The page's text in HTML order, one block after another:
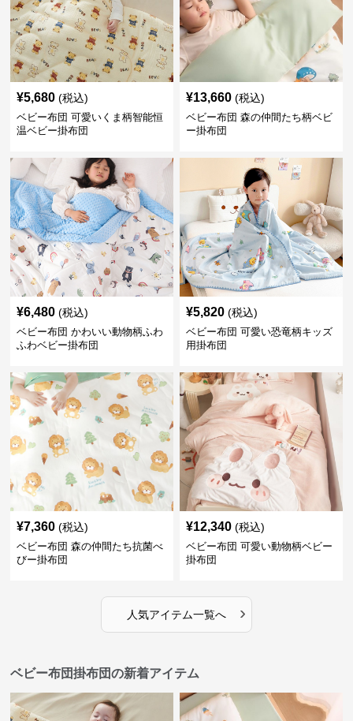
¥5,680 (税込)
ベビー布団 可愛いくま柄智能恒
温ベビー掛布団
¥13,660 (税込)
ベビー布団 森の仲間たち柄ベビ
ー掛布団
¥6,480 (税込)
ベビー布団 かわいい動物柄ふわ
ふわベビー掛布団
¥5,820 (税込)
ベビー布団 可愛い恐竜柄キッズ
用掛布団
¥7,360 (税込)
ベビー布団 森の仲間たち抗菌べ
びー掛布団
¥12,340 (税込)
ベビー布団 可愛い動物柄ベビー
掛布団
人気アイテム一覧へ ›
ベビー布団掛布団の新着アイテム